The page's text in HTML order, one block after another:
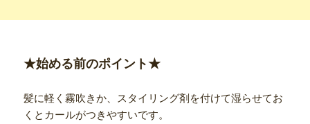
★始める前のポイント★
髪に軽く霧吹きか、スタイリング剤を付けて湿らせてお
くとカールがつきやすいです。